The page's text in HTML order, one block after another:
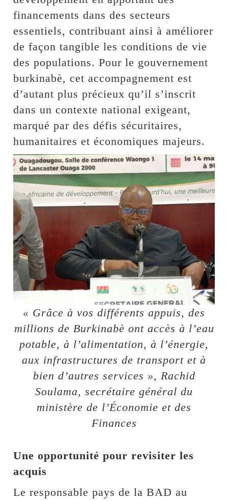
financements dans des secteurs
essentiels, contribuant ainsi à améliorer
de façon tangible les conditions de vie
des populations. Pour le gouvernement
burkinabè, cet accompagnement est
d’autant plus précieux qu’il s’inscrit
dans un contexte national exigeant,
marqué par des défis sécuritaires,
humanitaires et économiques majeurs.
« Grâce à vos différents appuis, des
millions de Burkinabè ont accès à l’eau
potable, à l’alimentation, à l’énergie,
aux infrastructures de transport et à
bien d’autres services », Rachid
Soulama, secrétaire général du
ministère de l’Économie et des
Finances
Une opportunité pour revisiter les
acquis
Le responsable pays de la BAD au